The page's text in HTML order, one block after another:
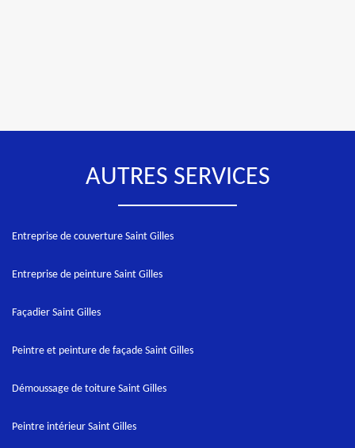
AUTRES SERVICES
Entreprise de couverture Saint Gilles
Entreprise de peinture Saint Gilles
Façadier Saint Gilles
Peintre et peinture de façade Saint Gilles
Démoussage de toiture Saint Gilles
Peintre intérieur Saint Gilles